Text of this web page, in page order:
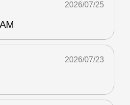
2026/07/25
2026/07/23